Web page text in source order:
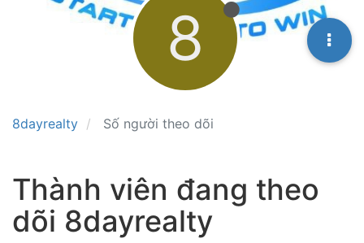
8dayrealty Số người theo dõi
8
Thành viên đang theo
dõi 8dayrealty